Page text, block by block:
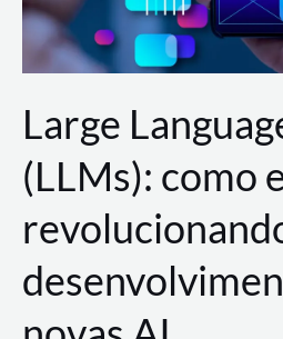
Large
(LLMs): como